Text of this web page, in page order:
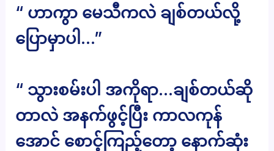
“ ဟာကွာ မေသီကလဲ ချစ်တယ်လို့
ပြောမှာပါ…”
“ သွားစမ်းပါ အကိုရာ…ချစ်တယ်ဆို
တာလဲ အနက်ဖွင့်ပြီး ကာလကုန်
အောင် စောင့်ကြည့်တော့ နောက်ဆုံး